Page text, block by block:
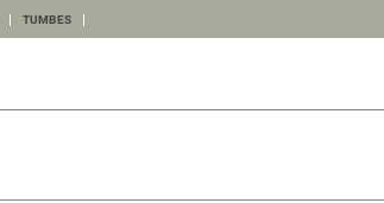
TUMBES